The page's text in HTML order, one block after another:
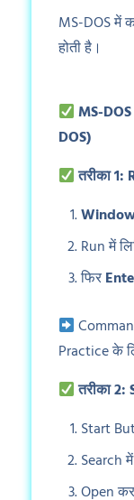
MS-DOS में
होती है।
MS-
DOS)
तरीका
Run में
फिर
Practice के
तरीका
Start
Search
Open